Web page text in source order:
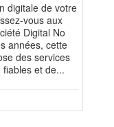
digitale de votre
vous aux
Digital No
années, cette
des services
et de...